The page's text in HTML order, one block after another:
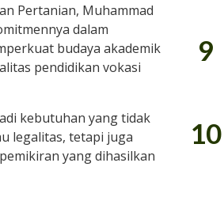
Pertanian, Muhammad
dalam
budaya akademik
pendidikan vokasi
kebutuhan yang tidak
legalitas, tetapi juga
yang dihasilkan
9
10